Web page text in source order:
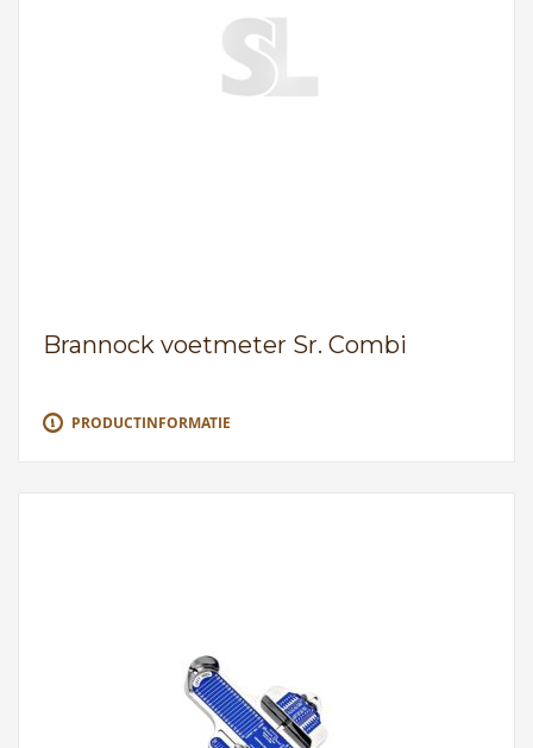
Brannock voetmeter Sr. Combi
PRODUCTINFORMATIE